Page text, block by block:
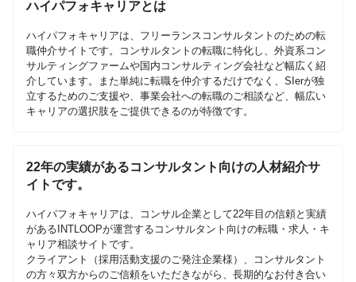
ハイパフォキャリアとは
ハイパフォキャリアは、フリーランスコンサルタントのための転
職仲介サイトです。コンサルタントの転職に特化し、外資系コン
サルティングファームや国内コンサルティング会社など幅広く紹
介しています。また単純に転職を仲介するだけでなく、SIerが独
立するためのご支援や、事業会社への転職のご相談など、幅広い
キャリアの選択肢をご提供できるのが特徴です。
22年の実績があるコンサルタント向けの人材紹介サ
イトです。
ハイパフォキャリアは、コンサル企業として22年目の信頼と実績
があるINTLOOPが運営するコンサルタント向けの転職・求人・キ
ャリア相談サイトです。
クライアント（採用活動支援のご発注企業様）、コンサルタント
の方々双方からのご信頼をいただきながら、長期的なお付き合い